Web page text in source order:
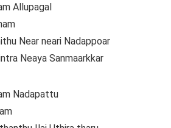
Allupagal
Near neari Nadappoar
Neaya Sanmaarkkar
Nadapattu